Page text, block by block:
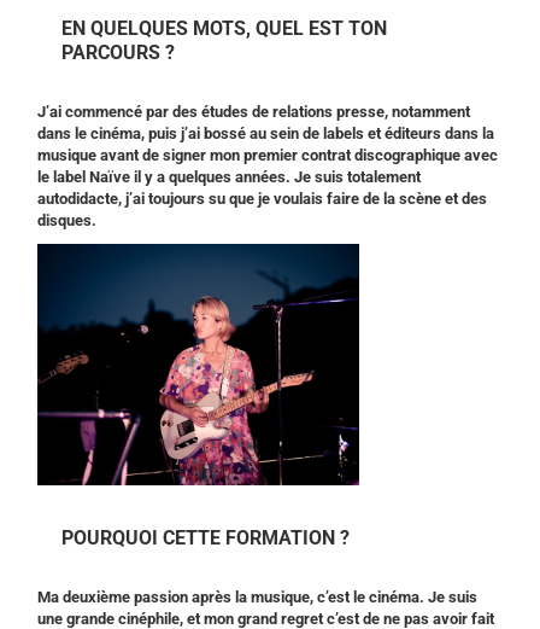
EN QUELQUES MOTS, QUEL EST TON
PARCOURS ?
J’ai commencé par des études de relations presse, notamment
dans le cinéma, puis j’ai bossé au sein de labels et éditeurs dans la
musique avant de signer mon premier contrat discographique avec
le label Naïve il y a quelques années. Je suis totalement
autodidacte, j’ai toujours su que je voulais faire de la scène et des
disques.
POURQUOI CETTE FORMATION ?
Ma deuxième passion après la musique, c’est le cinéma. Je suis
une grande cinéphile, et mon grand regret c’est de ne pas avoir fait